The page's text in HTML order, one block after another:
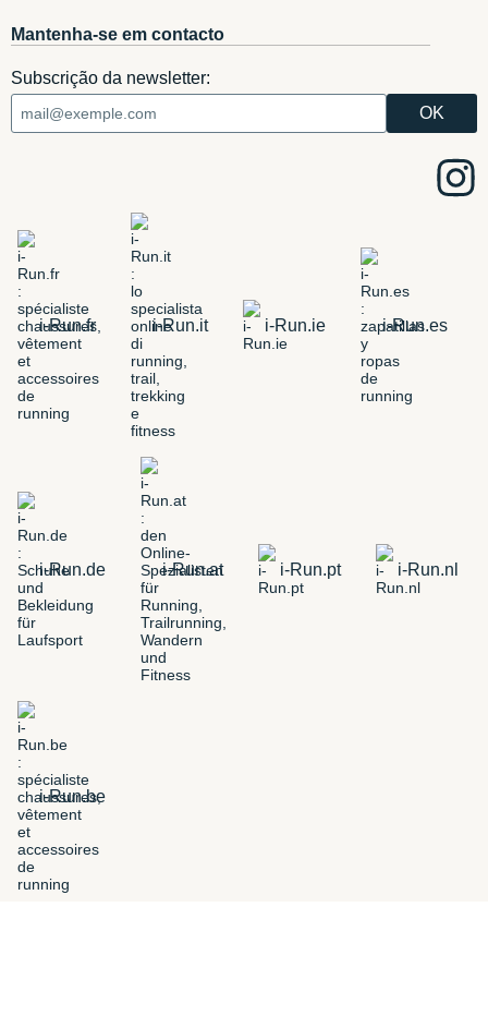
Mantenha-se em contacto
Subscrição da newsletter:
i-Run.fr i-Run.it i-Run.ie i-Run.es
i-Run.de i-Run.at i-Run.pt i-Run.nl
i-Run.be